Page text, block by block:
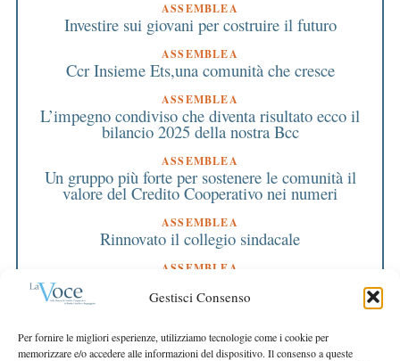
Gestisci Consenso
Per fornire le migliori esperienze, utilizziamo tecnologie come i cookie per
memorizzare e/o accedere alle informazioni del dispositivo. Il consenso a queste
ASSEMBLEA
Investire sui giovani per costruire il futuro
ASSEMBLEA
Ccr Insieme Ets,una comunità che cresce
ASSEMBLEA
L’impegno condiviso che diventa risultato ecco il
bilancio 2025 della nostra Bcc
ASSEMBLEA
Un gruppo più forte per sostenere le comunità il
valore del Credito Cooperativo nei numeri
ASSEMBLEA
Rinnovato il collegio sindacale
ASSEMBLEA
Bilancio approvato all’unanimità e 2 milioni
destinati al territorio
EDITORIALE DIRETTORE
Crescere restando riconoscibili